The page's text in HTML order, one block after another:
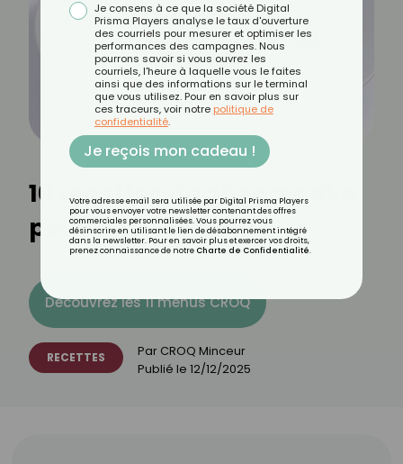
10 recettes de cheesecake
pour tous les goûts
Découvrez les 11 menus CROQ
RECETTES Par CROQ Minceur
Publié le 12/12/2025
Je consens à ce que la société Digital
Prisma Players analyse le taux d'ouverture
des courriels pour mesurer et optimiser les
performances des campagnes. Nous
pourrons savoir si vous ouvrez les
courriels, l'heure à laquelle vous le faites
ainsi que des informations sur le terminal
que vous utilisez. Pour en savoir plus sur
ces traceurs, voir notre politique de
confidentialité.
Je reçois mon cadeau !
Votre adresse email sera utilisée par Digital Prisma Players
pour vous envoyer votre newsletter contenant des offres
commerciales personnalisées. Vous pourrez vous
désinscrire en utilisant le lien de désabonnement intégré
dans la newsletter. Pour en savoir plus et exercer vos droits,
prenez connaissance de notre Charte de Confidentialité.